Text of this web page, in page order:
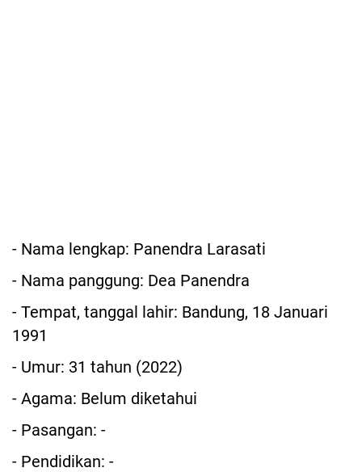
- Nama lengkap: Panendra Larasati
- Nama panggung: Dea Panendra
- Tempat, tanggal lahir: Bandung, 18 Januari
1991
- Umur: 31 tahun (2022)
- Agama: Belum diketahui
- Pasangan: -
- Pendidikan: -